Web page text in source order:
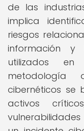
de las
implica
riesgos
información y
utilizados en
metodología
cibernéticos se
activos